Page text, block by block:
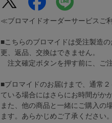
≪ブロマイドオーダーサービスご
■こちらのブロマイドは受注製造
更、返品、交換はできません。
注文確定ボタンを押す前に、ご
■ブロマイドのお届けまで、通常
ている場合にはさらにお時間がか
また、他の商品と一緒にご購入の
ます。あらかじめご了承ください。